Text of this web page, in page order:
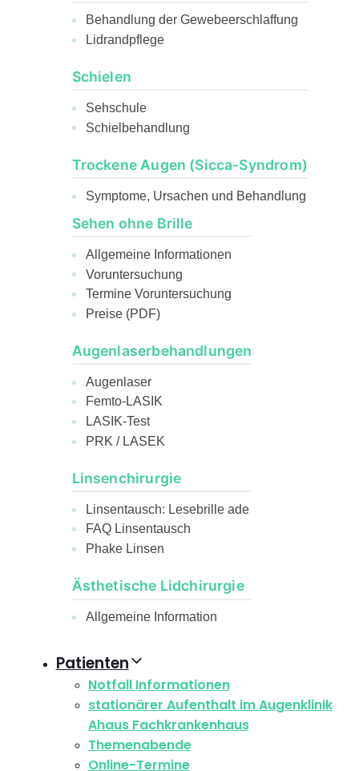
Behandlung der Gewebeerschlaffung
Lidrandpflege
Schielen
Sehschule
Schielbehandlung
Trockene Augen (Sicca-Syndrom)
Symptome, Ursachen und Behandlung
Sehen ohne Brille
Allgemeine Informationen
Voruntersuchung
Termine Voruntersuchung
Preise (PDF)
Augenlaserbehandlungen
Augenlaser
Femto-LASIK
LASIK-Test
PRK / LASEK
Linsenchirurgie
Linsentausch: Lesebrille ade
FAQ Linsentausch
Phake Linsen
Ästhetische Lidchirurgie
Allgemeine Information
Patienten
Notfall Informationen
stationärer Aufenthalt im Augenklinik
Ahaus Fachkrankenhaus
Themenabende
Online-Termine